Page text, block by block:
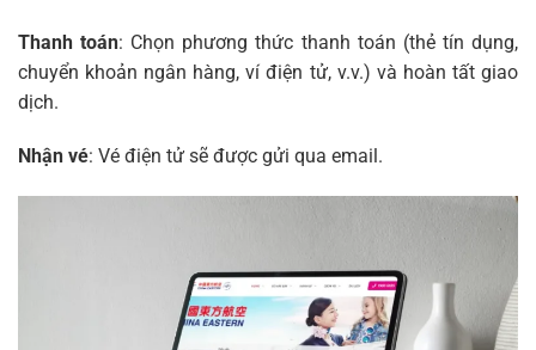
Thanh toán: Chọn phương thức thanh toán (thẻ tín dụng,
chuyển khoản ngân hàng, ví điện tử, v.v.) và hoàn tất giao
dịch.
Nhận vé: Vé điện tử sẽ được gửi qua email.